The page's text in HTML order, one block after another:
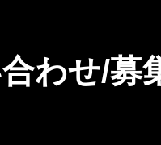
わせ/募